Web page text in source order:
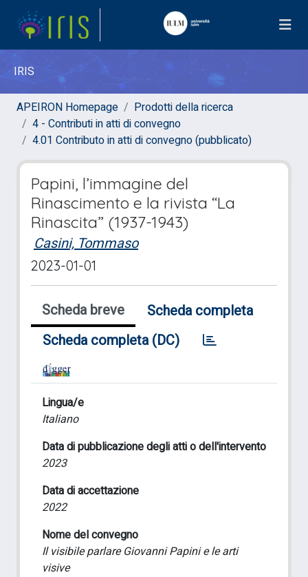
IRIS
APEIRON Homepage
Prodotti della ricerca
4 - Contributi in atti di convegno
4.01 Contributo in atti di convegno (pubblicato)
Papini, l’immagine del
Rinascimento e la rivista “La
Rinascita” (1937-1943)
Casini, Tommaso
2023-01-01
Scheda breve
Scheda completa
Scheda completa (DC)
Lingua/e
Italiano
Data di pubblicazione degli atti o dell'intervento
2023
Data di accettazione
2022
Nome del convegno
Il visibile parlare Giovanni Papini e le arti
visive